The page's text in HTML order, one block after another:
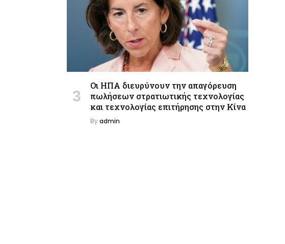
Οι ΗΠΑ διευρύνουν την απαγόρευση
πωλήσεων στρατιωτικής τεχνολογίας
και τεχνολογίας επιτήρησης στην Κίνα
Byadmin